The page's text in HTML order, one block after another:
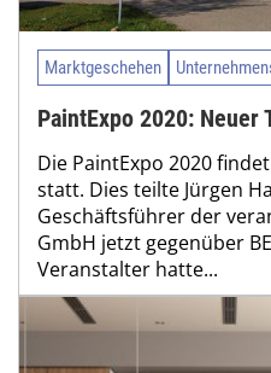
Marktgeschehen
PaintExpo 2020:
Die PaintExpo 2020
statt. Dies teilte Jürgen
Geschäftsführer der
GmbH jetzt gegenüber
Veranstalter hatte...